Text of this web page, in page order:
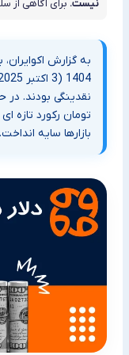
نیست. برای آگاهی از
تومان رکورد تازه
بازارها سایه انداخت.